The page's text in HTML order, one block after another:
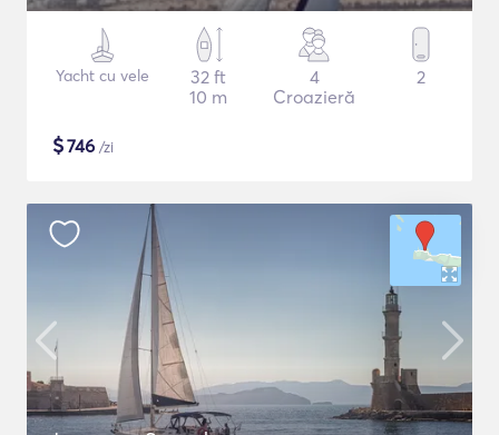
Yacht cu vele
32 ft
10 m
4
Croazieră
2
$746 /zi